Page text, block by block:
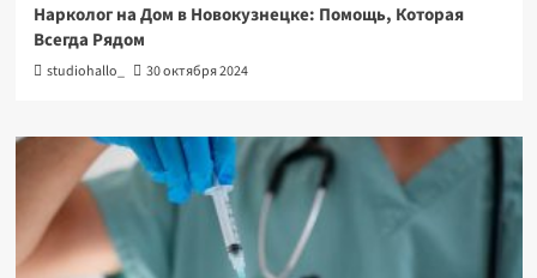
Нарколог на Дом в Новокузнецке: Помощь, Которая
Всегда Рядом
studiohallo_ 30 октября 2024